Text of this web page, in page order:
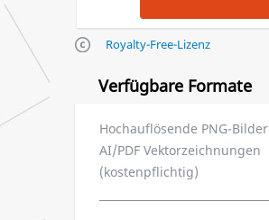
Royalty-Free-Lizenz
Verfügbare Formate
Hochauflösende PNG-Bilder
AI/PDF Vektorzeichnungen
(kostenpflichtig)